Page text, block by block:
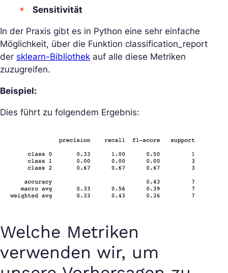
Sensitivität
In der Praxis gibt es in Python eine sehr einfache
Möglichkeit, über die Funktion classification_report
der sklearn-Bibliothek auf alle diese Metriken
zuzugreifen.
Beispiel:
Dies führt zu folgendem Ergebnis:
Welche Metriken
verwenden wir, um